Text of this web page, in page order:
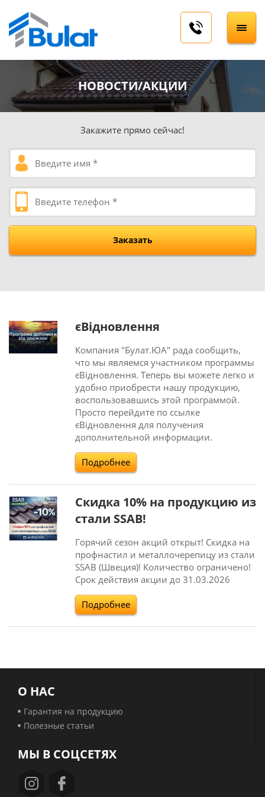
НОВОСТИ/АКЦИИ
Закажите прямо сейчас!
Заказать
єВідновлення
Компания "Булат.ЮА" рада сообщить,
что мы являемся участником программы
єВідновлення. Теперь вы можете легко и
удобно приобрести нашу продукцию,
воспользовавшись этой программой.
Просто перейдите по ссылке
єВідновлення для получения
дополнительной информации.
Подробнее
Скидка 10% на продукцию из
стали SSAB!
Горячий сезон акций открыт! Скидка на
профнастил и металлочерепицу из стали
SSAB (Швеция)! Количество ограничено!
Срок действия акции до 31.03.2026
Подробнее
О НАС
Гарантия на продукцию
Полезные статьи
МЫ В СОЦСЕТЯХ